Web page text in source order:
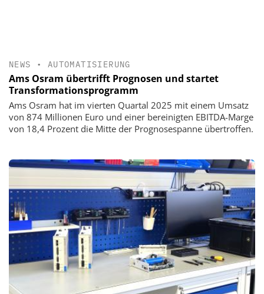
NEWS • AUTOMATISIERUNG
Ams Osram übertrifft Prognosen und startet
Transformationsprogramm
Ams Osram hat im vierten Quartal 2025 mit einem Umsatz
von 874 Millionen Euro und einer bereinigten EBITDA-Marge
von 18,4 Prozent die Mitte der Prognosespanne übertroffen.